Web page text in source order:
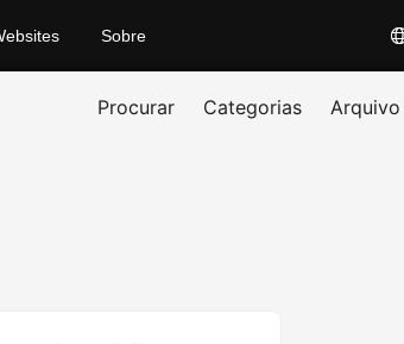
Sobre
Procurar Categorias Arquivo